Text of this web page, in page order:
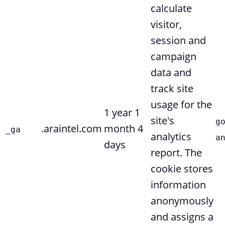
_ga .araintel.com
1 year 1
month 4
days
calculate
visitor,
session and
campaign
data and
track site
usage for the
site's
analytics
report. The
cookie stores
information
anonymously
and assigns a